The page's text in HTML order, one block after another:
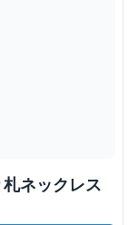
ネックレス